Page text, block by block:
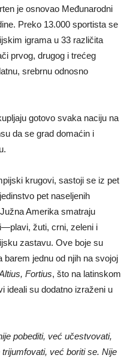
je osnovao Međunarodni
Preko 13.000 sportista se
igrama u 33 različita
prvog, drugog i trećeg
srebrnu odnosno
gotovo svaka naciju na
da se grad domaćin i
krugovi, sastoji se iz pet
pet naseljenih
Amerika smatraju
žuti, crni, zeleni i
zastavu. Ove boje su
jednu od njih na svojoj
Fortius, što na latinskom
ideali su dodatno izraženi u
pobediti, već učestvovati,
već boriti se. Nije